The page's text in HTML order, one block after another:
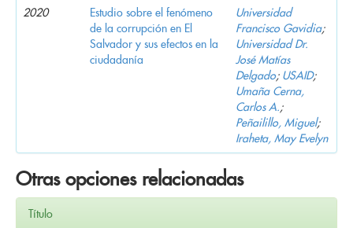
2020
Estudio sobre el fenómeno
de la corrupción en El
Salvador y sus efectos en la
ciudadanía
Universidad
Francisco Gavidia;
Universidad Dr.
José Matías
Delgado; USAID;
Umaña Cerna,
Carlos A.;
Peñailillo, Miguel;
Iraheta, May Evelyn
Otras opciones relacionadas
Título